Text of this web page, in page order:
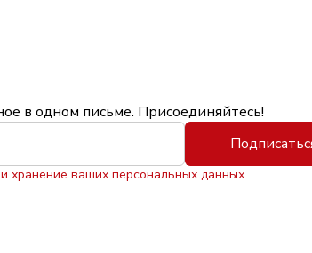
в одном письме. Присоединяйтесь!
хранение ваших персональных данных